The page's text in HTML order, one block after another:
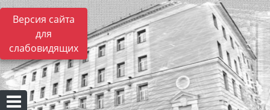
Версия сайта
для
слабовидящих